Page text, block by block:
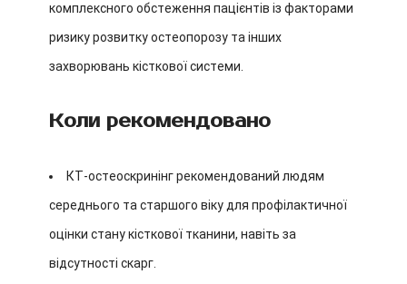
комплексного обстеження пацієнтів із факторами
ризику розвитку остеопорозу та інших
захворювань кісткової системи.
Коли рекомендовано
КТ-остеоскринінг рекомендований людям
середнього та старшого віку для профілактичної
оцінки стану кісткової тканини, навіть за
відсутності скарг.